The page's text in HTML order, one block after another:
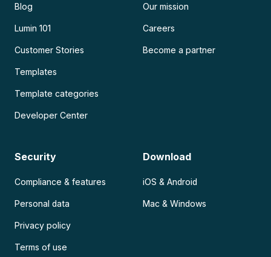
Blog
Lumin 101
Customer Stories
Templates
Template categories
Developer Center
Our mission
Careers
Become a partner
Security
Compliance & features
Personal data
Privacy policy
Terms of use
Download
iOS & Android
Mac & Windows